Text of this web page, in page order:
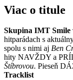
Viac o titule
Skupina IMT Smile
hitparádach s
spolu s nimi aj Ben
hity NAVŽDY a
Štíbrovou. Pieseň
Tracklist